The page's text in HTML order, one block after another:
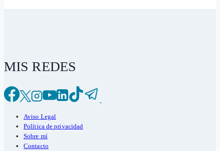
MIS REDES
Aviso Legal
Política de privacidad
Sobre mí
Contacto